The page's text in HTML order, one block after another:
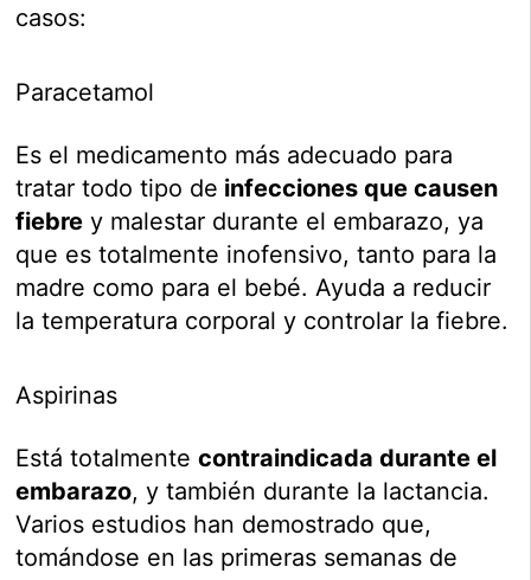
casos:
Paracetamol
Es el medicamento más adecuado para
tratar todo tipo de infecciones que causen
fiebre y malestar durante el embarazo, ya
que es totalmente inofensivo, tanto para la
madre como para el bebé. Ayuda a reducir
la temperatura corporal y controlar la fiebre.
Aspirinas
Está totalmentecontraindicada durante el
embarazo, y también durante la lactancia.
Varios estudios han demostrado que,
tomándose en las primeras semanas de